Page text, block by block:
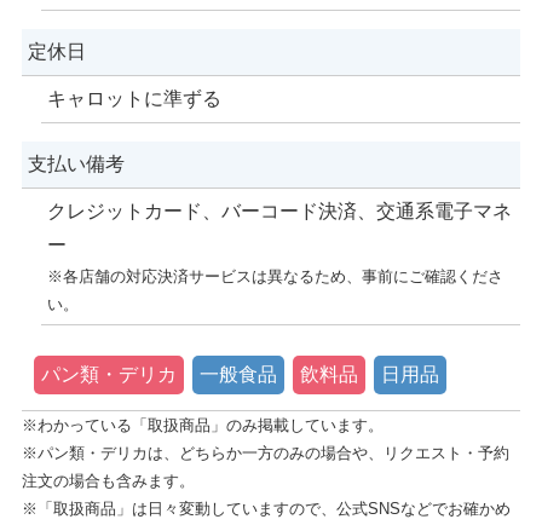
定休日
キャロットに準ずる
支払い備考
クレジットカード、バーコード決済、交通系電子マネ
ー
※各店舗の対応決済サービスは異なるため、事前にご確認くださ
い。
パン類・デリカ 一般食品 飲料品 日用品
※わかっている「取扱商品」のみ掲載しています。
※パン類・デリカは、どちらか一方のみの場合や、リクエスト・予約
注文の場合も含みます。
※「取扱商品」は日々変動していますので、公式SNSなどでお確かめ